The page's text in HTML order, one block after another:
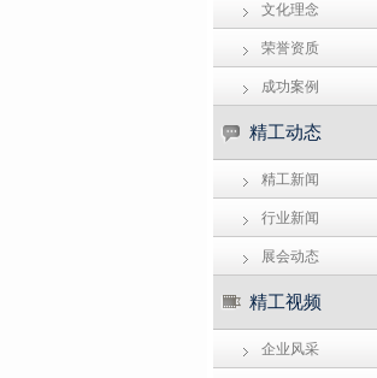
文化理念
荣誉资质
成功案例
精工动态
精工新闻
行业新闻
展会动态
精工视频
企业风采